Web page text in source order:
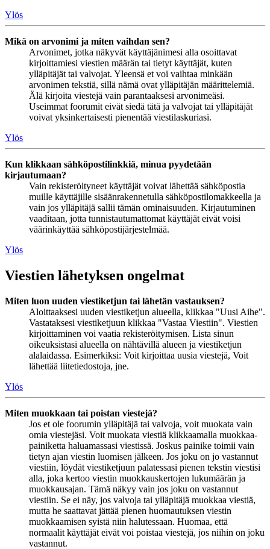
Ylös
Mikä on arvonimi ja miten vaihdan sen?
Arvonimet, jotka näkyvät käyttäjänimesi alla osoittavat
kirjoittamiesi viestien määrän tai tietyt käyttäjät, kuten
ylläpitäjät tai valvojat. Yleensä et voi vaihtaa minkään
arvonimen tekstiä, sillä nämä ovat ylläpitäjän määrittelemiä.
Älä kirjoita viestejä vain parantaaksesi arvonimeäsi.
Useimmat foorumit eivät siedä tätä ja valvojat tai ylläpitäjät
voivat yksinkertaisesti pienentää viestilaskuriasi.
Ylös
Kun klikkaan sähköpostilinkkiä, minua pyydetään
kirjautumaan?
Vain rekisteröityneet käyttäjät voivat lähettää sähköpostia
muille käyttäjille sisäänrakennetulla sähköpostilomakkeella ja
vain jos ylläpitäjä sallii tämän ominaisuuden. Kirjautuminen
vaaditaan, jotta tunnistautumattomat käyttäjät eivät voisi
väärinkäyttää sähköpostijärjestelmää.
Ylös
Viestien lähetyksen ongelmat
Miten luon uuden viestiketjun tai lähetän vastauksen?
Aloittaaksesi uuden viestiketjun alueella, klikkaa "Uusi Aihe".
Vastataksesi viestiketjuun klikkaa "Vastaa Viestiin". Viestien
kirjoittaminen voi vaatia rekisteröitymisen. Lista sinun
oikeuksistasi alueella on nähtävillä alueen ja viestiketjun
alalaidassa. Esimerkiksi: Voit kirjoittaa uusia viestejä, Voit
lähettää liitetiedostoja, jne.
Ylös
Miten muokkaan tai poistan viestejä?
Jos et ole foorumin ylläpitäjä tai valvoja, voit muokata vain
omia viestejäsi. Voit muokata viestiä klikkaamalla muokkaa-
painiketta haluamassasi viestissä. Joskus painike toimii vain
tietyn ajan viestin luomisen jälkeen. Jos joku on jo vastannut
viestiin, löydät viestiketjuun palatessasi pienen tekstin viestisi
alla, joka kertoo viestin muokkauskertojen lukumäärän ja
muokkausajan. Tämä näkyy vain jos joku on vastannut
viestiin. Se ei näy, jos valvoja tai ylläpitäjä muokkaa viestiä,
mutta he saattavat jättää pienen huomautuksen viestin
muokkaamisen syistä niin halutessaan. Huomaa, että
normaalit käyttäjät eivät voi poistaa viestejä, jos niihin on joku
vastannut.